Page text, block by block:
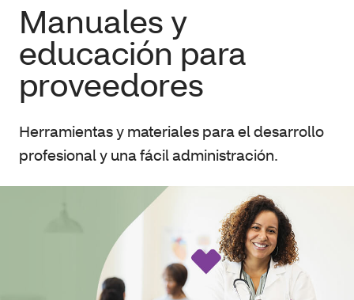
Manuales y
educación para
proveedores
Herramientas y materiales para el desarrollo
profesional y una fácil administración.